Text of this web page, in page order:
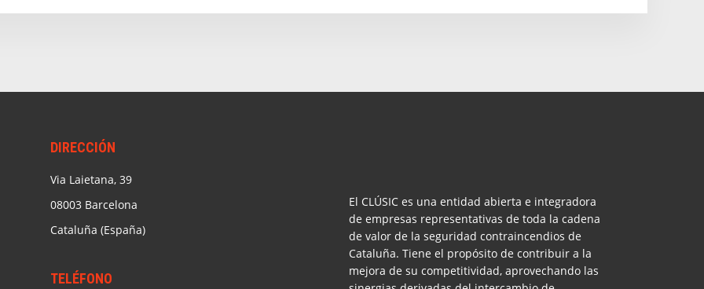
DIRECCIÓN
Via Laietana, 39
08003 Barcelona
Cataluña (España)
TELÉFONO
El CLÚSIC es una entidad abierta e integradora
de empresas representativas de toda la cadena
de valor de la seguridad contraincendios de
Cataluña. Tiene el propósito de contribuir a la
mejora de su competitividad, aprovechando las